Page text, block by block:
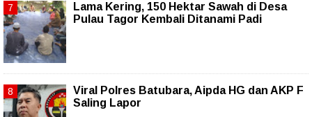
Lama Kering, 150 Hektar Sawah di Desa
Pulau Tagor Kembali Ditanami Padi
Viral Polres Batubara, Aipda HG dan AKP F
Saling Lapor